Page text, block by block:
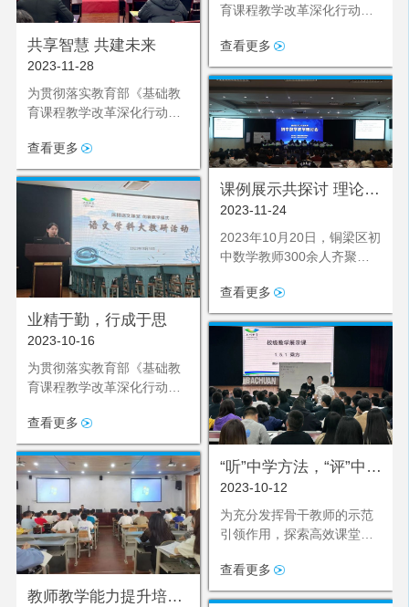
育课程教学改革深化行动方
精神，以强调学生核心素养
为基点，立足课堂教学这一
主阵地，推动中学英语教学
方式的变革，鼓励英语教师
勇于创新，追求卓越，凝心
聚力提高英语教学质量，助
力学生发展成为有宽厚文化
基础、有更高精神追求的
人，重庆市巴川中学校特于
室开展英语学科大教研活
动。
查看更多
共享智慧 共建未来
2023-11-28
为贯彻落实教育部《基础教
育课程教学改革深化行动方
精神，以全面推进素质教育
为基点，立足课堂教学这一
主阵地，推动中学物理育人
方式的变革，鼓励物理教师
勇于创新，注重学生探究能
力、创新意识以及科学精神
的培养，凝练物理教师合作
能力，努力使物理教学质量
校于2023年11月21日在融汇
楼111开展物理学科大教研
活动。
查看更多
课例展示共探讨 理论学
习促成长
2023-11-24
2023年10月20日，铜梁区初
中数学教师300余人齐聚重
开展铜梁区2023年秋期初中
数学教学研讨会。此次活动
由铜梁区教师进修学校初中
数学教研员李映老师和我校
周昌友老师共同主持。
查看更多
业精于勤，行成于思
2023-10-16
为贯彻落实教育部《基础教
育课程教学改革深化行动方
精神，以全面推进素质教育
为基点，立足课堂教学这一
主阵地，推动 中学语文育人
方式的变革，鼓励语文教师
勇于创新，创导多元，追求
特色，凝 练语文教师合作能
力，努力使语文教学质量稳
步提高，重庆市巴川中学校
特于
查看更多
“听”中学方法，“评”中学
反思
2023-10-12
为充分发挥骨干教师的示范
引领作用，探索高效课堂，
也为青年教师搭建学习交流
的机会，2023年10月10日星
查看更多
教师教学能力提升培训